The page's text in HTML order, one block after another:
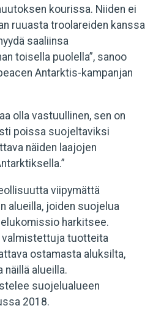
kourissa. Niiden ei
ruuasta troolareiden kanssa
saaliinsa
toisella puolella”, sanoo
Antarktis-kampanjan
olla vastuullinen, sen on
poissa suojeltaviksi
näiden laajojen
viipymättä
alueilla, joiden suojelua
harkitsee.
valmistettuja tuotteita
ostamasta aluksilta,
alueilla.
suojelualueen
2018.